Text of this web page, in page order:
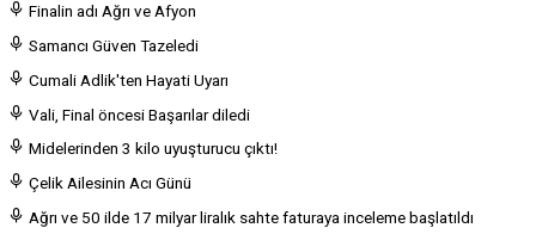
Finalin adı Ağrı ve Afyon
Samancı Güven Tazeledi
Cumali Adlik'ten Hayati Uyarı
Vali, Final öncesi Başarılar diledi
Midelerinden 3 kilo uyuşturucu çıktı!
Çelik Ailesinin Acı Günü
Ağrı ve 50 ilde 17 milyar liralık sahte faturaya inceleme başlatıldı